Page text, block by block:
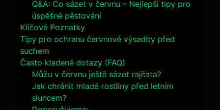
Q&A: Co sázet v červnu – Nejlepší tipy pro
úspěšné pěstování
Klíčové Poznatky
Tipy pro ochranu červnové výsadby před
suchem
Často kladené dotazy (FAQ)
Můžu v červnu ještě sázet rajčata?
Jak chránit mladé rostliny před letním
sluncem?